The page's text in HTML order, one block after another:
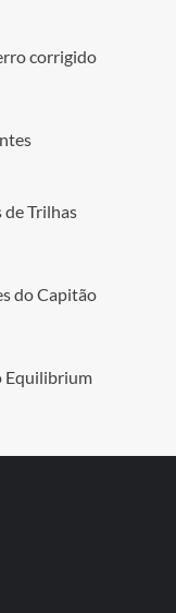
corrigido
Trilhas
do Capitão
Equilibrium